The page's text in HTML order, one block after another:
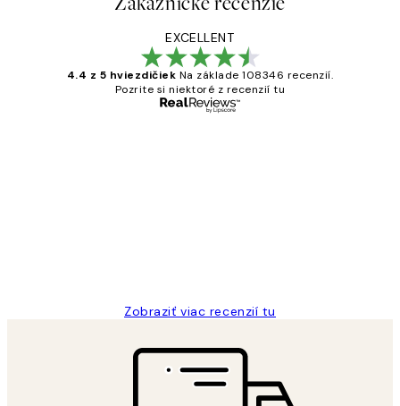
EXCELLENT
4.4 z 5 hviezdičiek Na základe 108346 recenzií.
Pozrite si niektoré z recenzií tu
Zobraziť viac recenzií tu